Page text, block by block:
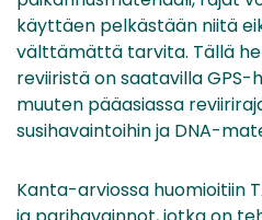
käyttäen pelkästään niitä
välttämättä tarvita. Tällä
reviiristä on saatavilla
muuten pääasiassa
susihavaintoihin ja DNA-
Kanta-arviossa huomioitiin